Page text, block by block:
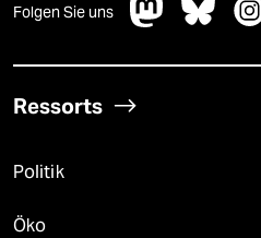
Folgen Sie uns
Ressorts
Politik
Öko